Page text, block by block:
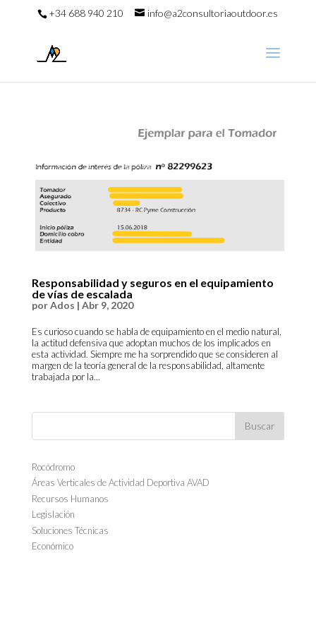
+34 688 940 210 info@a2consultoriaoutdoor.es
Responsabilidad y seguros en el equipamiento
de vías de escalada
porAdos | Abr 9, 2020
Es curioso cuando se habla de equipamiento en el medio natural,
la actitud defensiva que adoptan muchos de los implicados en
esta actividad. Siempre me ha sorprendido que se consideren al
margen de la teoría general de la responsabilidad, altamente
trabajada por la...
Rocódromo
Áreas Verticales de Actividad Deportiva AVAD
Recursos Humanos
Legislación
Soluciones Técnicas
Económico